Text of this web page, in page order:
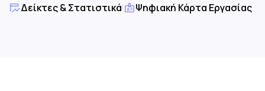
Δείκτες & Στατιστικά| Ψηφιακή Κάρτα Εργασίας